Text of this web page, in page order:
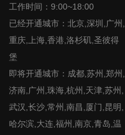
工作时间：9:00~18:00
已经开通城市：北京,深圳,广州,
重庆,上海,香港,洛杉矶,圣彼得
堡
即将开通城市：成都,苏州,郑州,
济南,广州,珠海,杭州,天津,苏州,
武汉,长沙,常州,南昌,厦门,昆明,
哈尔滨,大连,福州,南京,青岛,温